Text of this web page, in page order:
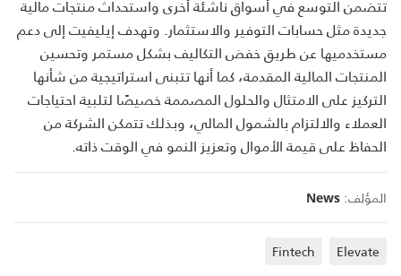
تتضمن التوسع في أسواق ناشئة أخرى واستحداث منتجات مالية
جديدة مثل حسابات التوفير والاستثمار. وتهدف إيليفيت إلى دعم
مستخدميها عن طريق خفض التكاليف بشكل مستمر وتحسين
المنتجات المالية المقدمة، كما أنها تتبنى استراتيجية من شأنها
التركيز على الامتثال والحلول المصممة خصيصًا لتلبية احتياجات
العملاء والالتزام بالشمول المالي، وبذلك تتمكن الشركة من
الحفاظ على قيمة الأموال وتعزيز النمو في الوقت ذاته.
المؤلف: News
Elevate
Fintech